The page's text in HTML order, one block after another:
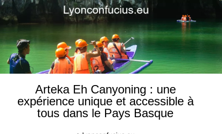
Arteka Eh Canyoning : une
expérience unique et accessible à
tous dans le Pays Basque